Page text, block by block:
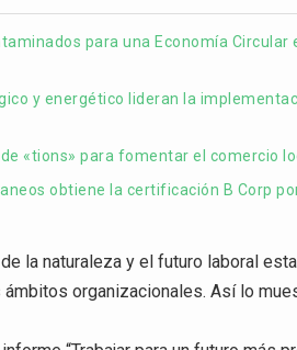
para una Economía
y energético lideran la
«tions» para fomentar el comercio
obtiene la certificación B Corp
la naturaleza y el futuro laboral
organizacionales. Así lo